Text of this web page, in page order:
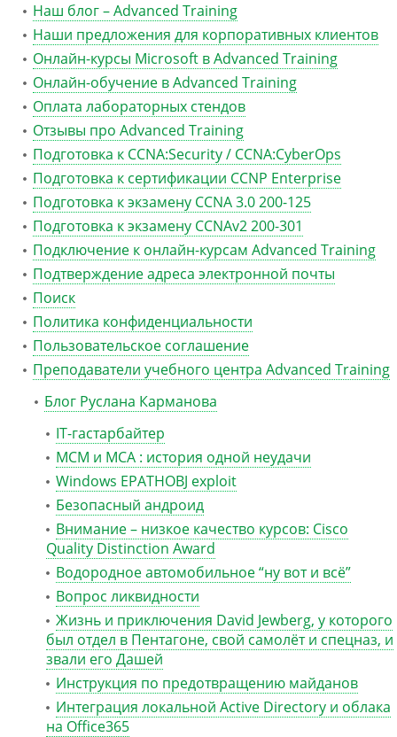
Наш блог – Advanced Training
Наши предложения для корпоративных клиентов
Онлайн-курсы Microsoft в Advanced Training
Онлайн-обучение в Advanced Training
Оплата лабораторных стендов
Отзывы про Advanced Training
Подготовка к CCNA:Security / CCNA:CyberOps
Подготовка к сертификации CCNP Enterprise
Подготовка к экзамену CCNA 3.0 200-125
Подготовка к экзамену CCNAv2 200-301
Подключение к онлайн-курсам Advanced Training
Подтверждение адреса электронной почты
Поиск
Политика конфиденциальности
Пользовательское соглашение
Преподаватели учебного центра Advanced Training
Блог Руслана Карманова
IT-гастарбайтер
MCM и MCA : история одной неудачи
Windows EPATHOBJ exploit
Безопасный андроид
Внимание – низкое качество курсов: Cisco
Quality Distinction Award
Водородное автомобильное “ну вот и всё”
Вопрос ликвидности
Жизнь и приключения David Jewberg, у которого
был отдел в Пентагоне, свой самолёт и спецназ, и
звали его Дашей
Инструкция по предотвращению майданов
Интеграция локальной Active Directory и облака
на Office365